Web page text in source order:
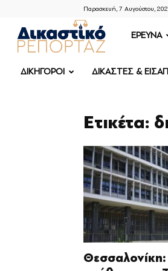
Παρασκευή, 7 Αυγούστου,
ΔΙΚΑΣΤΙΚΟ
ΡΕΠΟΡΤΑΖ
ΕΡΕΥΝΑ
ΔΙΚΗΓΟΡΟΙ ΔΙΚΑΣΤΕΣ &
Ετικέτα: